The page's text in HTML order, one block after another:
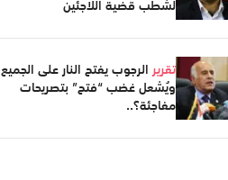
لشطب قضية اللاجئين
تقرير الرجوب يفتح النار على الجميع
ويُشعل غضب “فتح” بتصريحات
مفاجئة؟..